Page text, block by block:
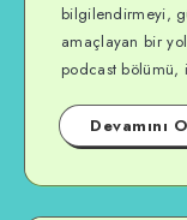
bilgilendirmeyi,
amaçlayan bir
podcast bölümü,
Devamını